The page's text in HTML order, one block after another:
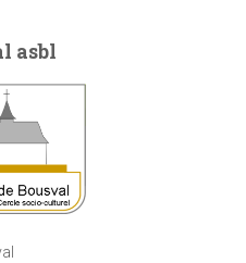
asbl